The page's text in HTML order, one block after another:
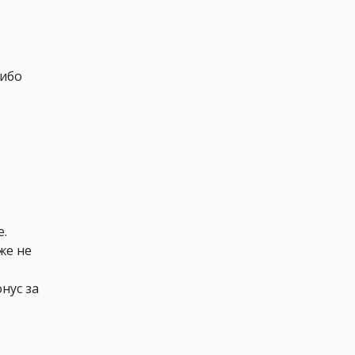
не
за